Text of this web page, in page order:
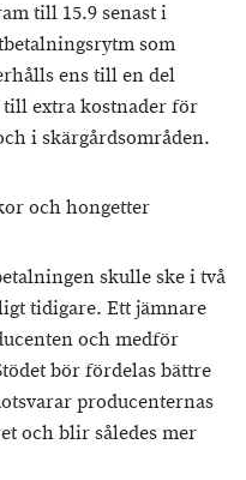
till 15.9 senast i
som
ens till en del
extra kostnader för
i skärgårdsområden.
och hongetter
skulle ske i två
tidigare. Ett jämnare
och medför
bör fördelas bättre
producenternas
och blir således mer